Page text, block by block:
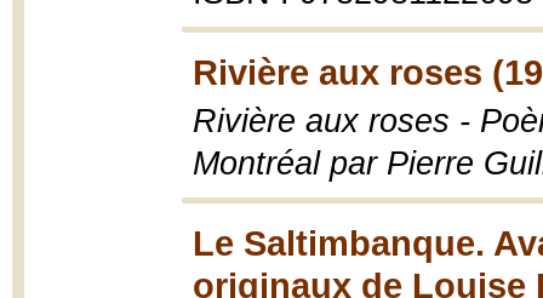
Rivière aux roses
Rivière aux roses -
Montréal par Pierre
Le Saltimbanque.
originaux de Louise